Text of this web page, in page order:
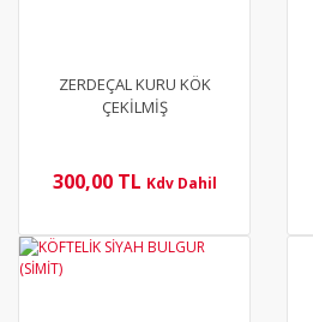
ZERDEÇAL KURU KÖK
ÇEKİLMİŞ
300,00 TL Kdv Dahil